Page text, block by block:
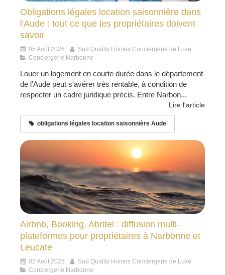
Obligations légales location saisonnière dans
l'Aude : tout ce que les propriétaires doivent
savoir
05 Août 2026
Sud Quality Homes Conciergerie de Luxe
Conciergerie Narbonne
Louer un logement en courte durée dans le département
de l'Aude peut s'avérer très rentable, à condition de
respecter un cadre juridique précis. Entre Narbon...
Lire l'article
obligations légales location saisonnière Aude
Airbnb, Booking, Abritel : diffusion multi-
plateformes pour propriétaires à Narbonne et
Leucate
02 Août 2026
Sud Quality Homes Conciergerie de Luxe
Conciergerie Narbonne